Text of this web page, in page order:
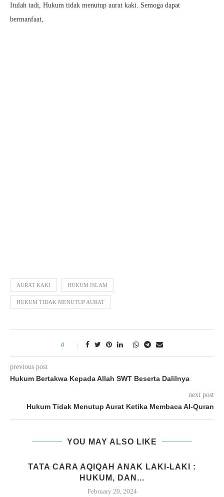
Itulah tadi, Hukum tidak menutup aurat kaki. Semoga dapat
bermanfaat,
AURAT KAKI HUKUM ISLAM
HUKUM TIDAK MENUTUP AURAT
0
previous post
Hukum Bertakwa Kepada Allah SWT Beserta Dalilnya
next post
Hukum Tidak Menutup Aurat Ketika Membaca Al-Quran
YOU MAY ALSO LIKE
TATA CARA AQIQAH ANAK LAKI-LAKI :
HUKUM, DAN...
February 20, 2024